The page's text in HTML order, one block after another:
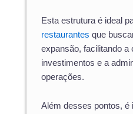
Esta estrutura é ideal
restaurantes que
expansão, facilitando a
investimentos e a
operações.
Além desses pontos, é